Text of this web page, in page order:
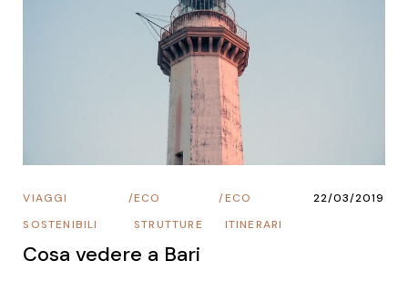
ECO
ITINERARI
/
ECO
STRUTTURE
/
VIAGGI
SOSTENIBILI
22/03/2019
Cosa vedere a Bari